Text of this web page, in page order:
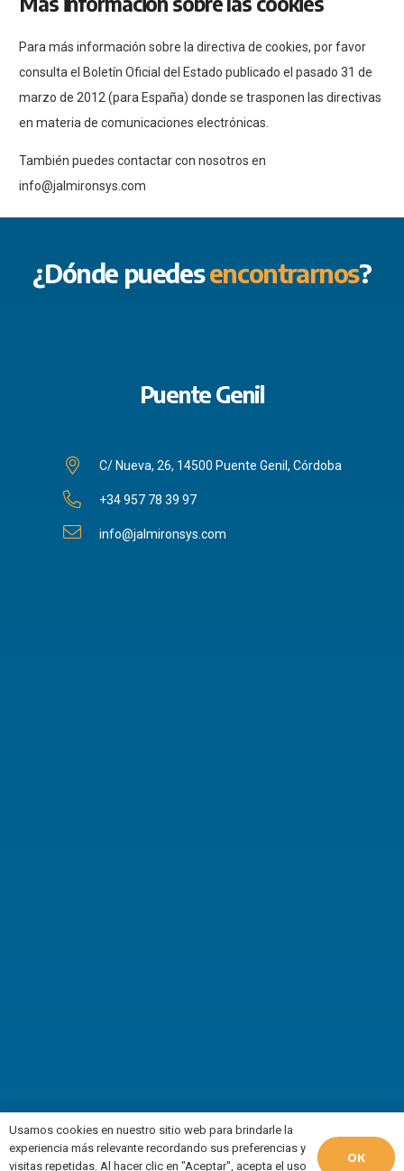
Para más información sobre la directiva de cookies, por favor
consulta el Boletín Oficial del Estado publicado el pasado 31 de
marzo de 2012 (para España) donde se trasponen las directivas
en materia de comunicaciones electrónicas.
También puedes contactar con nosotros en
info@jalmironsys.com
¿Dónde puedesencontrarnos?
Puente Genil
C/ Nueva, 26, 14500 Puente Genil, Córdoba
+34 957 78 39 97
info@jalmironsys.com
Usamos cookies en nuestro sitio web para brindarle la
experiencia más relevante recordando sus preferencias y
visitas repetidas. Al hacer clic en "Aceptar", acepta el uso
OK